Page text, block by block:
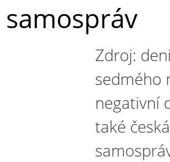
samospráv
Zdroj:
sedmého
negativní
také